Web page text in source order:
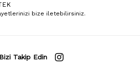
bize iletebilirsiniz.
Bizi Takip Edin